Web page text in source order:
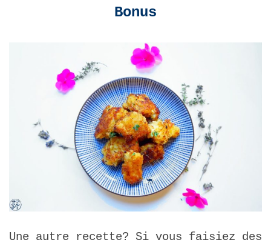
Bonus
Une autre recette? Si vous faisiez des